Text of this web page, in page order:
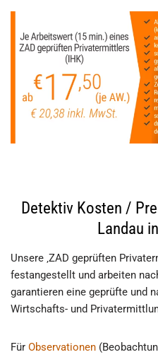
Detektiv Kosten /
Landau
Unsere ‚ZAD geprüften
festangestellt und arbeiten
garantieren eine geprüfte und
Wirtschafts- und
Für Observationen